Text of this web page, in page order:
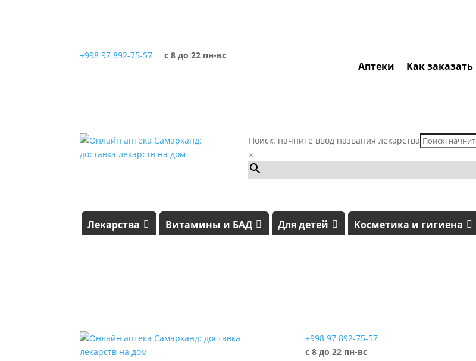
+998 97 892-75-57 с 8 до 22 пн-вс
Аптеки Как заказать
Поиск: начните ввод названия лекарства
×
Лекарства Витамины и БАД Для детей Косметика и гигиена
+998 97 892-75-57
с 8 до 22 пн-вс